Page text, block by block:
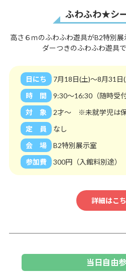
ふわふわ★シ
高さ６ｍのふわふわ遊具がB2特別
ダーつきのふわふわ遊具
日にち
7月18日(土)～8月31日
時 間
9:30～16:30（随時受
対 象
2才～ ※未就学児は
定 員
なし
会 場
B2特別展示室
参加費
300円（入館料別途）
詳細はこ
当日自由